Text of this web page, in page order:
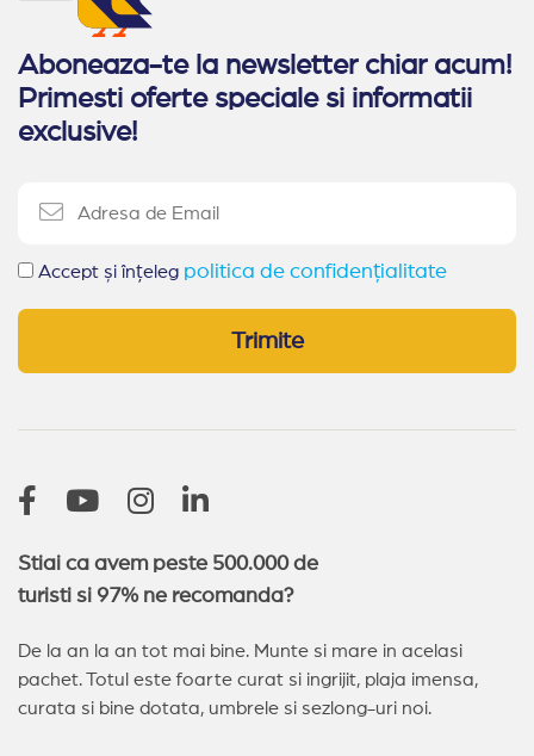
Aboneaza-te la newsletter chiar acum!
Primesti oferte speciale si informatii
exclusive!
Accept și înțeleg politica de confidențialitate
Trimite
Stiai ca avem peste 500.000 de
turisti si 97% ne recomanda?
De la an la an tot mai bine. Munte si mare in acelasi
pachet. Totul este foarte curat si ingrijit, plaja imensa,
curata si bine dotata, umbrele si sezlong-uri noi.